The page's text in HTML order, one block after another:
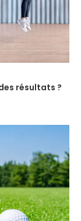
résultats ?